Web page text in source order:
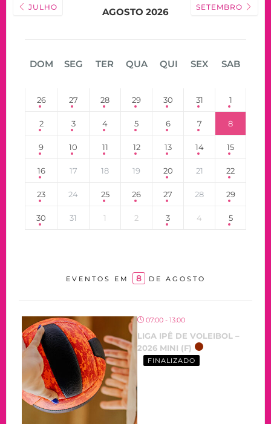
JULHO AGOSTO 2026 SETEMBRO
DOM SEG TER QUA QUI SEX SAB
26 27 28 29 30 31 1
2 3 4 5 6 7 8
9 10 11 12 13 14 15
16 17 18 19 20 21 22
23 24 25 26 27 28 29
30 31 1 2 3 4 5
EVENTOS EM 8 DE AGOSTO
07:00 - 13:00
LIGA IPÊ DE VOLEIBOL –
2026 MINI (F)
FINALIZADO